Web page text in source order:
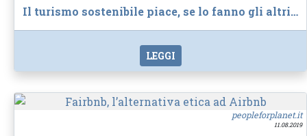
Il turismo sostenibile piace, se lo fanno gli altri…
LEGGI
peopleforplanet.it
11.08.2019